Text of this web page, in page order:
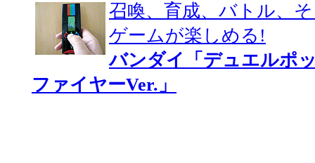
召喚、育成、バトル、
ゲームが楽しめる!
バンダイ「デュエルポ
ファイヤーVer.」